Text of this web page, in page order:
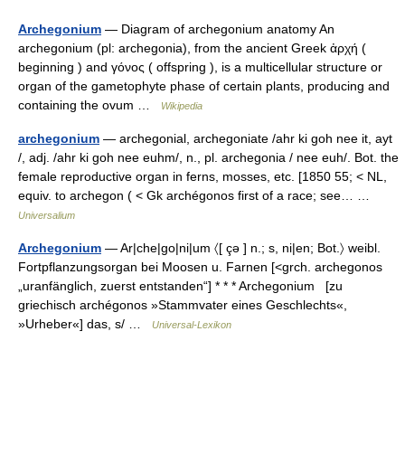
Archegonium — Diagram of archegonium anatomy An
archegonium (pl: archegonia), from the ancient Greek ἀρχή (
beginning ) and γόνος ( offspring ), is a multicellular structure or
organ of the gametophyte phase of certain plants, producing and
containing the ovum …
Wikipedia
archegonium — archegonial, archegoniate /ahr ki goh nee it, ayt
/, adj. /ahr ki goh nee euhm/, n., pl. archegonia / nee euh/. Bot. the
female reproductive organ in ferns, mosses, etc. [1850 55; < NL,
equiv. to archegon ( < Gk archégonos first of a race; see… …
Universalium
Archegonium — Ar|che|go|ni|um 〈[ çə ] n.; s, ni|en; Bot.〉 weibl.
Fortpflanzungsorgan bei Moosen u. Farnen [<grch. archegonos
„uranfänglich, zuerst entstanden“] * * * Archegonium [zu
griechisch archégonos »Stammvater eines Geschlechts«,
»Urheber«] das, s/ …
Universal-Lexikon